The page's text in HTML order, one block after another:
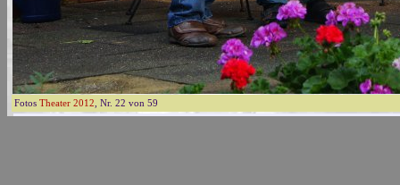
Fotos Theater 2012 , Nr. 22 von 59